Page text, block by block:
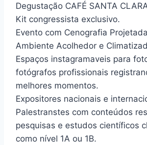
Degustação CAFÉ SANTA
Kit congressista exclusivo.
Evento com Cenografia
Ambiente Acolhedor e
Espaços instagramaveis para
fotógrafos profissionais
melhores momentos.
Expositores nacionais e
Palestranstes com conteúdos
pesquisas e estudos científicos
como nível 1A ou 1B.